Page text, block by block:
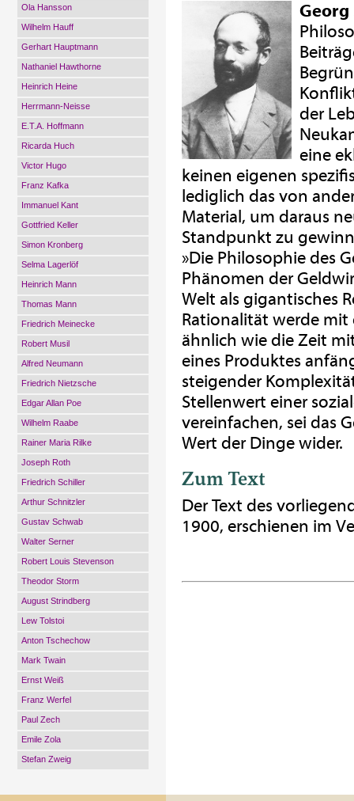
Ola Hansson
Wilhelm Hauff
Gerhart Hauptmann
Nathaniel Hawthorne
Heinrich Heine
Herrmann-Neisse
E.T.A. Hoffmann
Ricarda Huch
Victor Hugo
Franz Kafka
Immanuel Kant
Gottfried Keller
Simon Kronberg
Selma Lagerlöf
Heinrich Mann
Thomas Mann
Friedrich Meinecke
Robert Musil
Alfred Neumann
Friedrich Nietzsche
Edgar Allan Poe
Wilhelm Raabe
Rainer Maria Rilke
Joseph Roth
Friedrich Schiller
Arthur Schnitzler
Gustav Schwab
Walter Serner
Robert Louis Stevenson
Theodor Storm
August Strindberg
Lew Tolstoi
Anton Tschechow
Mark Twain
Ernst Weiß
Franz Werfel
Paul Zech
Emile Zola
Stefan Zweig
Georg
der
eine
keinen eigenen
lediglich das von
Material, um daraus
Standpunkt zu
»Die Philosophie des
Phänomen der
Welt als gigantisches
Rationalität werde mit
ähnlich wie die Zeit
eines Produktes
steigender
Stellenwert einer
vereinfachen, sei das
Wert der Dinge wider.
Zum Text
Der Text des
1900, erschienen im